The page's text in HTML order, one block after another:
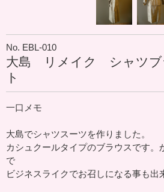
No. EBL-010
大島 リメイク シャツブ
ト
一口メモ
大島でシャツスーツを作りました。
カシュクールタイプのブラウスです。
で
ビジネスライクでお召しになる事も出